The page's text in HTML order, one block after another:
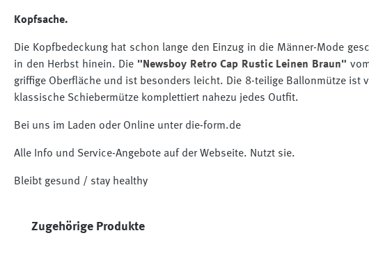
Kopfsache.
Die Kopfbedeckung hat schon lange den Einzug in die Männer-Mode
in den Herbst hinein. Die "Newsboy Retro Cap Rustic Leinen Braun"
griffige Oberfläche und ist besonders leicht. Die 8-teilige Ballonmütze ist
klassische Schiebermütze komplettiert nahezu jedes Outfit.
Bei uns im Laden oder Online unter die-form.de
Alle Info und Service-Angebote auf der Webseite. Nutzt sie.
Bleibt gesund / stay healthy
Produktgalerie überspringen
Zugehörige Produkte